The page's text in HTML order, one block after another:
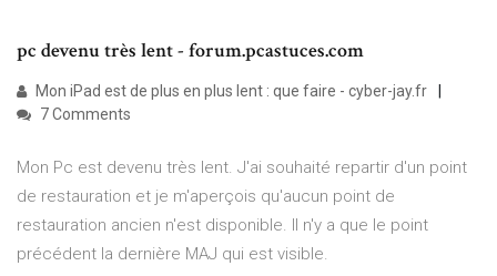
pc devenu très lent - forum.pcastuces.com
Mon iPad est de plus en plus lent : que faire - cyber-jay.fr
7 Comments
Mon Pc est devenu très lent. J'ai souhaité repartir d'un point
de restauration et je m'aperçois qu'aucun point de
restauration ancien n'est disponible. Il n'y a que le point
précédent la dernière MAJ qui est visible.